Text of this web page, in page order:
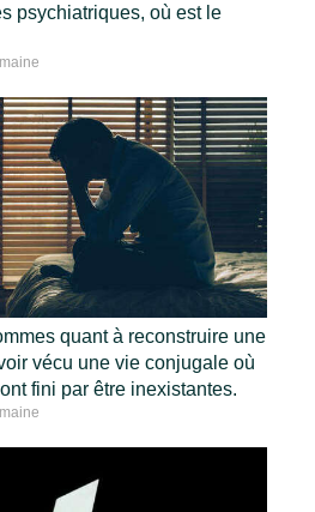
psychiatriques, où est le
quant à reconstruire une
vécu une vie conjugale où
fini par être inexistantes.